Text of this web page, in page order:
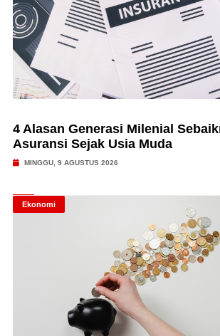
4 Alasan Generasi Milenial
Asuransi Sejak Usia Muda
MINGGU, 9 AGUSTUS 2026
Ekonomi